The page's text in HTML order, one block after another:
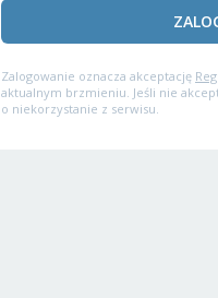
Zalogowanie oznacza akceptację
aktualnym brzmieniu. Jeśli nie
o niekorzystanie z serwisu.